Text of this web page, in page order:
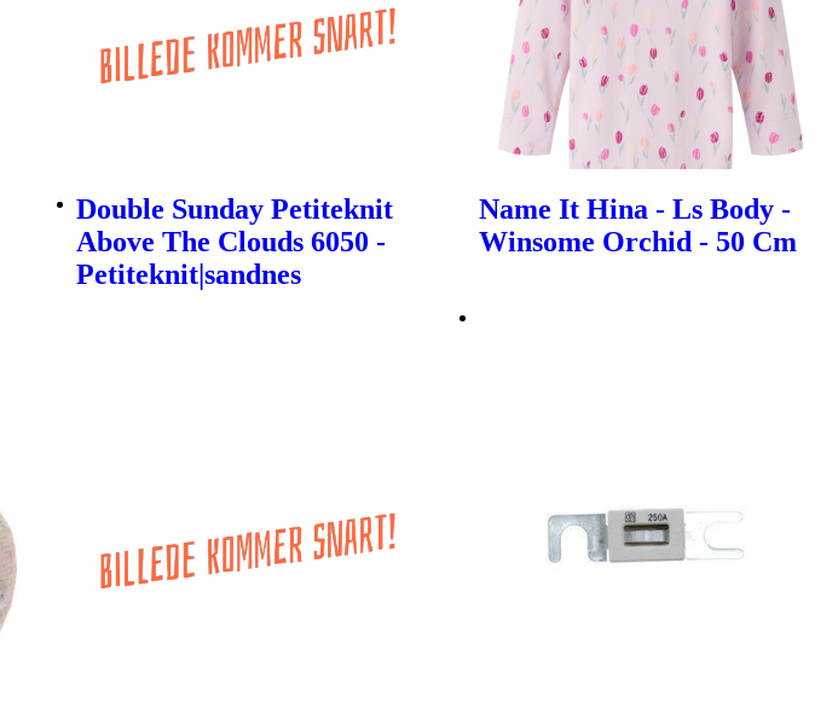
Double Sunday Petiteknit
Above The Clouds 6050 -
Petiteknit|sandnes
Name It Hina - Ls Body -
Winsome Orchid - 50 Cm